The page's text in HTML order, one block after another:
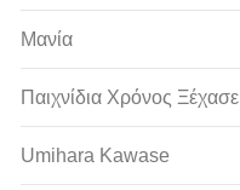
Μανία
Παιχνίδια Χρόνος Ξέχασε
Umihara Kawase